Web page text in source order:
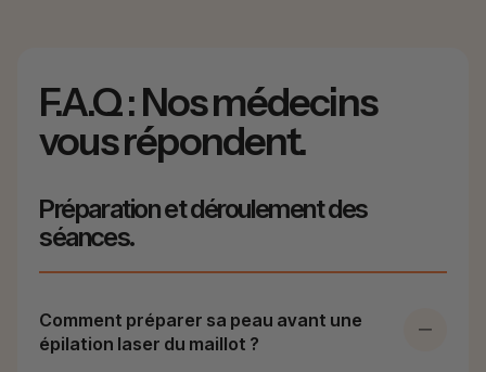
F.A.Q : Nos médecins
vous répondent.
Préparation et déroulement des
séances.
Comment préparer sa peau avant une
épilation laser du maillot ?